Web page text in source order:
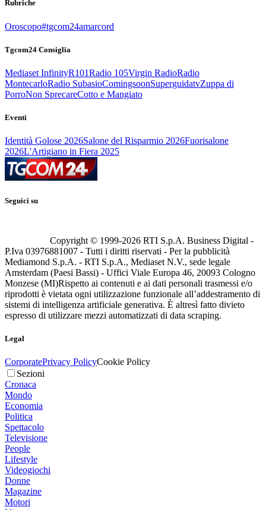
Rubriche
Oroscopo#tgcom24amarcord
Tgcom24 Consiglia
Mediaset InfinityR101Radio 105Virgin RadioRadio
MontecarloRadio SubasioComingsoonSuperguidatvZuppa di
PorroNon SprecareCotto e Mangiato
Eventi
Identità Golose 2026Salone del Risparmio 2026Fuorisalone
2026L'Artigiano in Fiera 2025
Seguici su
Copyright © 1999-2026 RTI S.p.A. Business Digital -
P.Iva 03976881007 - Tutti i diritti riservati - Per la pubblicità
Mediamond S.p.A. - RTI S.p.A., Mediaset N.V., sede legale
Amsterdam (Paesi Bassi) - Uffici Viale Europa 46, 20093 Cologno
Monzese (MI)Rispetto ai contenuti e ai dati personali trasmessi e/o
riprodotti è vietata ogni utilizzazione funzionale all’addestramento di
sistemi di intelligenza artificiale generativa. È altresì fatto divieto
espresso di utilizzare mezzi automatizzati di data scraping.
Legal
CorporatePrivacy PolicyCookie Policy
Sezioni
Cronaca
Mondo
Economia
Politica
Spettacolo
Televisione
People
Lifestyle
Videogiochi
Donne
Magazine
Motori